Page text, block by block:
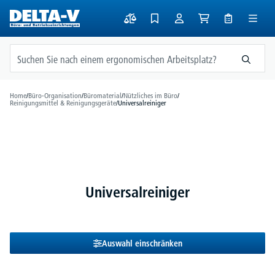
springen
Home/Büro-Organisation/Büromaterial/Nützliches im Büro/
Reinigungsmittel & Reinigungsgeräte/Universalreiniger
Universalreiniger
Auswahl einschränken